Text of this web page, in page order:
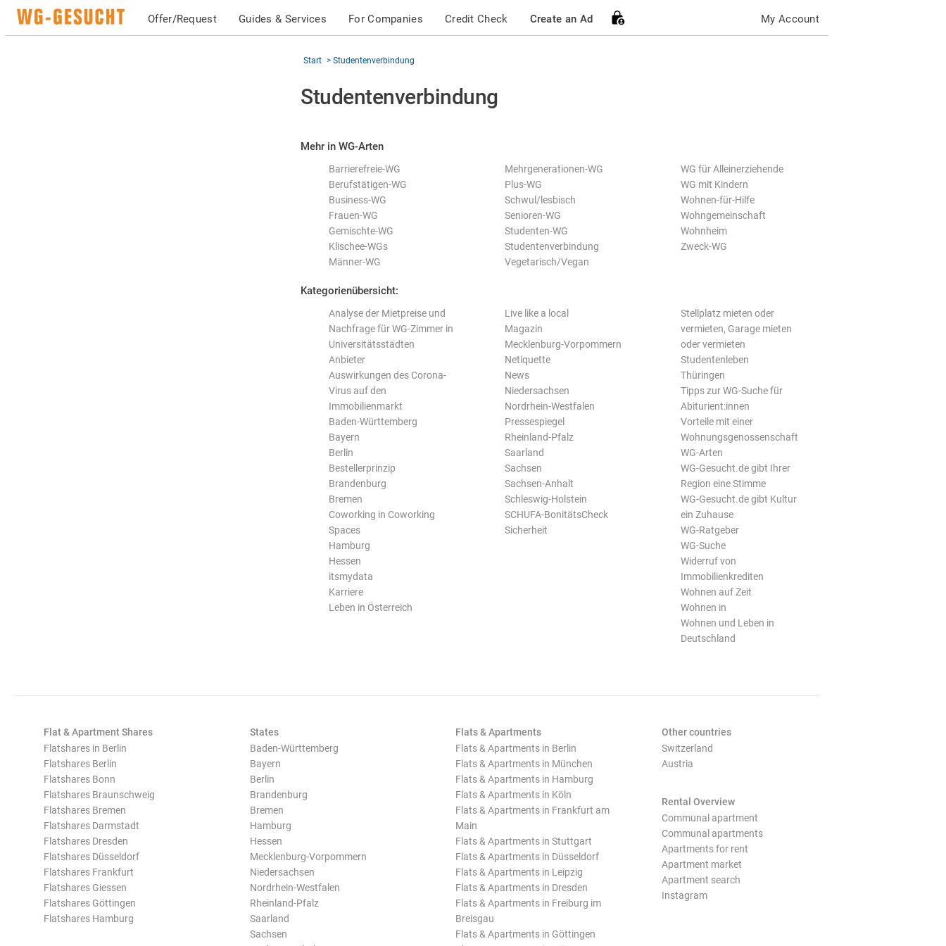
Offer/Request Guides & Services For Companies Credit Check Create an Ad My Account
Start Studentenverbindung
Studentenverbindung
Mehr in WG-Arten
Barrierefreie-WG
Berufstätigen-WG
Business-WG
Frauen-WG
Gemischte-WG
Klischee-WGs
Männer-WG
Mehrgenerationen-WG
Plus-WG
Schwul/lesbisch
Senioren-WG
Studenten-WG
Studentenverbindung
Vegetarisch/Vegan
WG für Alleinerziehende
WG mit Kindern
Wohnen-für-Hilfe
Wohngemeinschaft
Wohnheim
Zweck-WG
Kategorienübersicht:
Analyse der Mietpreise und
Nachfrage für WG-Zimmer in
Universitätsstädten
Anbieter
Auswirkungen des Corona-
Virus auf den
Immobilienmarkt
Baden-Württemberg
Bayern
Berlin
Bestellerprinzip
Brandenburg
Bremen
Coworking in Coworking
Spaces
Hamburg
Hessen
itsmydata
Karriere
Leben in Österreich
Live like a local
Magazin
Mecklenburg-Vorpommern
Netiquette
News
Niedersachsen
Nordrhein-Westfalen
Pressespiegel
Rheinland-Pfalz
Saarland
Sachsen
Sachsen-Anhalt
Schleswig-Holstein
SCHUFA-BonitätsCheck
Sicherheit
Stellplatz mieten oder
vermieten, Garage mieten
oder vermieten
Studentenleben
Thüringen
Tipps zur WG-Suche für
Abiturient:innen
Vorteile mit einer
Wohnungsgenossenschaft
WG-Arten
WG-Gesucht.de gibt Ihrer
Region eine Stimme
WG-Gesucht.de gibt Kultur
ein Zuhause
WG-Ratgeber
WG-Suche
Widerruf von
Immobilienkrediten
Wohnen auf Zeit
Wohnen in
Wohnen und Leben in
Deutschland
Flat & Apartment Shares
Flatshares in Berlin
Flatshares Berlin
Flatshares Bonn
Flatshares Braunschweig
Flatshares Bremen
Flatshares Darmstadt
Flatshares Dresden
Flatshares Düsseldorf
Flatshares Frankfurt
Flatshares Giessen
Flatshares Göttingen
Flatshares Hamburg
States
Baden-Württemberg
Bayern
Berlin
Brandenburg
Bremen
Hamburg
Hessen
Mecklenburg-Vorpommern
Niedersachsen
Nordrhein-Westfalen
Rheinland-Pfalz
Saarland
Sachsen
Flats & Apartments
Flats & Apartments in Berlin
Flats & Apartments in München
Flats & Apartments in Hamburg
Flats & Apartments in Köln
Flats & Apartments in Frankfurt am
Main
Flats & Apartments in Stuttgart
Flats & Apartments in Düsseldorf
Flats & Apartments in Leipzig
Flats & Apartments in Dresden
Flats & Apartments in Freiburg im
Breisgau
Flats & Apartments in Göttingen
Other countries
Switzerland
Austria
Rental Overview
Communal apartment
Communal apartments
Apartments for rent
Apartment market
Apartment search
Instagram